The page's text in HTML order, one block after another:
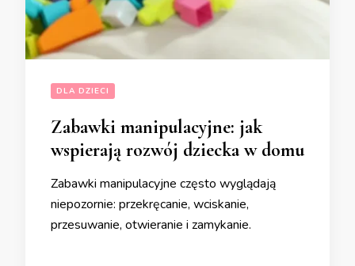
DLA DZIECI
Zabawki manipulacyjne: jak
wspierają rozwój dziecka w domu
Zabawki manipulacyjne często wyglądają
niepozornie: przekręcanie, wciskanie,
przesuwanie, otwieranie i zamykanie.